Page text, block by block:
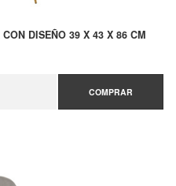
DISEÑO 39 X 43 X 86 CM
COMPRAR